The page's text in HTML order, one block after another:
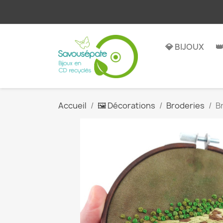
💎 BIJOUX
Accueil 🖼️ Décorations Broderies